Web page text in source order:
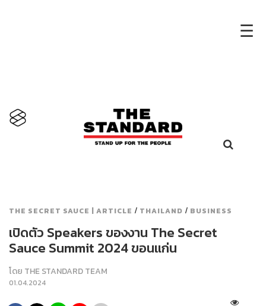
☰
THE SECRET SAUCE | ARTICLE / THAILAND / BUSINESS
เปิดตัว Speakers ของงาน The Secret
Sauce Summit 2024 ขอนแก่น
โดย THE STANDARD TEAM
01.04.2024